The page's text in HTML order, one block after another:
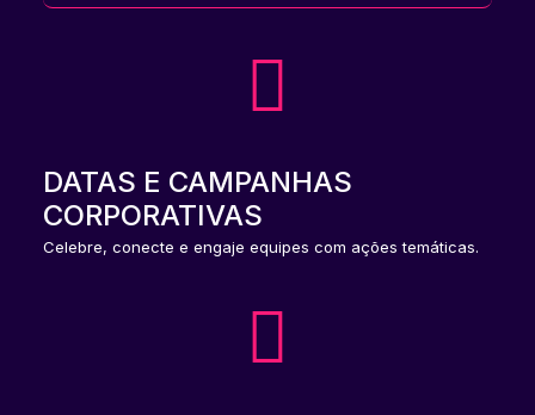
DATAS E CAMPANHAS
CORPORATIVAS
Celebre, conecte e engaje equipes com ações temáticas.